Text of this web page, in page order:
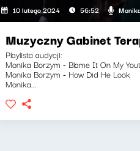
10 lutego 2024 56:52
Muzyczny Gabinet
Playlista audycji:
Monika Borzym - Blame It On My
Monika Borzym - How Did He Look
Monika...